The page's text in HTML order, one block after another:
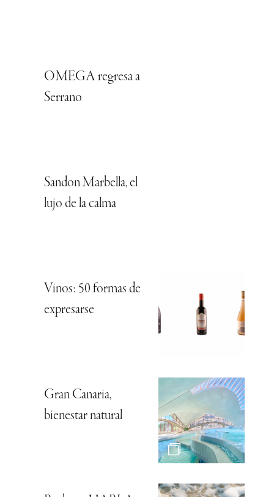
OMEGA regresa a
Serrano
Sandon Marbella, el
lujo de la calma
Vinos: 50 formas de
expresarse
Gran Canaria,
bienestar natural